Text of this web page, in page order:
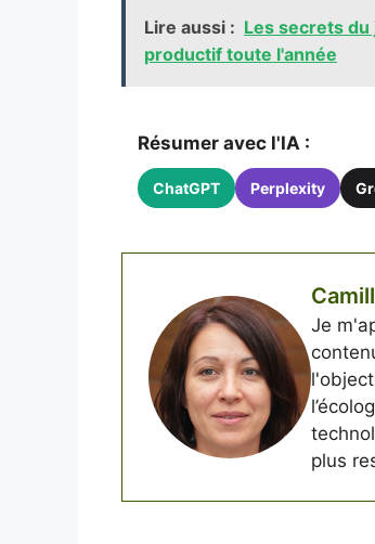
Lire aussi : Les secrets
productif toute l'année
Résumer avec l'IA :
ChatGPT Perplexity
Je
plus